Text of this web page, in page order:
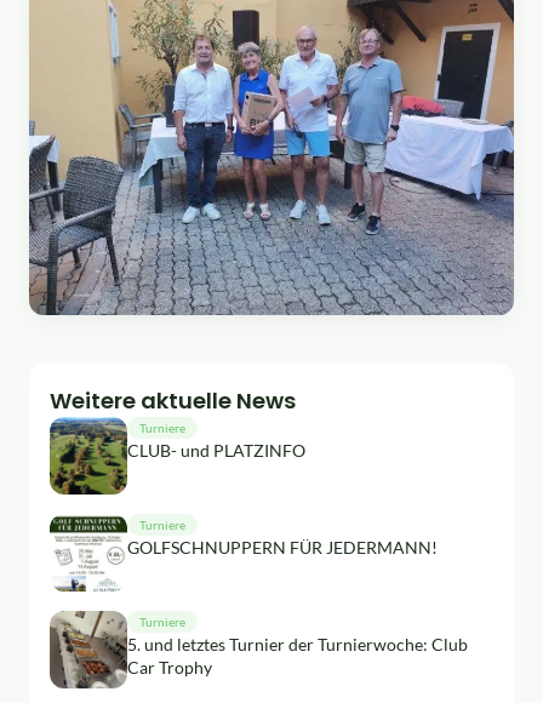
Weitere aktuelle News
Turniere
CLUB- und PLATZINFO
Turniere
GOLFSCHNUPPERN FÜR JEDERMANN!
Turniere
5. und letztes Turnier der Turnierwoche: Club
Car Trophy